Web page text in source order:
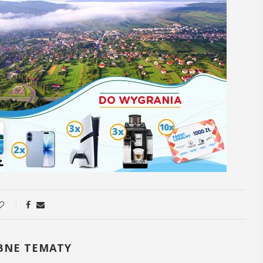
TEMATY
się
Myślenicach
05 MAJ
12:00
Obchody Dnia
Godności Osób z
Intelektualną
Obchody Dnia Godności Osób z